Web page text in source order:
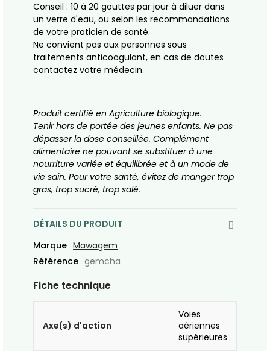
Conseil : 10 à 20 gouttes par jour à diluer dans
un verre d'eau, ou selon les recommandations
de votre praticien de santé.
Ne convient pas aux personnes sous
traitements anticoagulant, en cas de doutes
contactez votre médecin.
Produit certifié en Agriculture biologique.
Tenir hors de portée des jeunes enfants. Ne pas
dépasser la dose conseillée. Complément
alimentaire ne pouvant se substituer à une
nourriture variée et équilibrée et à un mode de
vie sain. Pour votre santé, évitez de manger trop
gras, trop sucré, trop salé.
DÉTAILS DU PRODUIT
Marque Mawagem
Référence gemcha
Fiche technique
Axe(s) d'action
Voies
aériennes
supérieures